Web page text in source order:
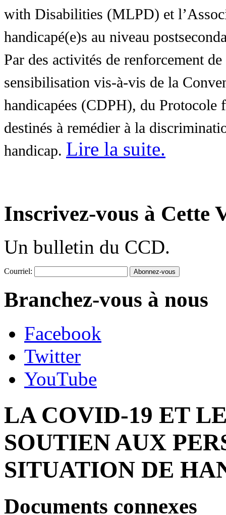
with Disabilities (MLPD) et
handicapé(e)s au niveau
Par des activités de renforcement
sensibilisation vis-à-vis de la
handicapées (CDPH), du Protocole
destinés à remédier à la
handicap. Lire la suite.
Inscrivez-vous à Cette
Un bulletin du CCD.
Courriel:
Branchez-vous à nous
Facebook
Twitter
YouTube
LA COVID-19 ET
SOUTIEN AUX
SITUATION DE
Documents connexes